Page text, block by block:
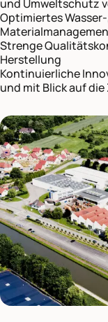
und Umweltschutz
Optimiertes
Strenge
Herstellung
Kontinuierliche
und mit Blick auf